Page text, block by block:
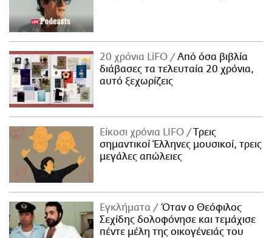
20 χρόνια LiFO
Από όσα βιβλία
διάβασες τα τελευταία 20 χρόνια,
αυτό ξεχωρίζεις
Είκοσι χρόνια LIFO
Tρεις
σημαντικοί Έλληνες μουσικοί, τρεις
μεγάλες απώλειες
Εγκλήματα
Όταν ο Θεόφιλος
Σεχίδης δολοφόνησε και τεμάχισε
πέντε μέλη της οικογένειάς του